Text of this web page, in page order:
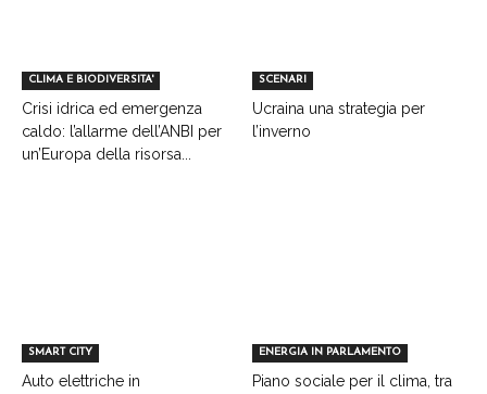
CLIMA E BIODIVERSITA'
Crisi idrica ed emergenza
caldo: l’allarme dell’ANBI per
un’Europa della risorsa...
SCENARI
Ucraina una strategia per
l’inverno
SMART CITY
Auto elettriche in
ENERGIA IN PARLAMENTO
Piano sociale per il clima, tra